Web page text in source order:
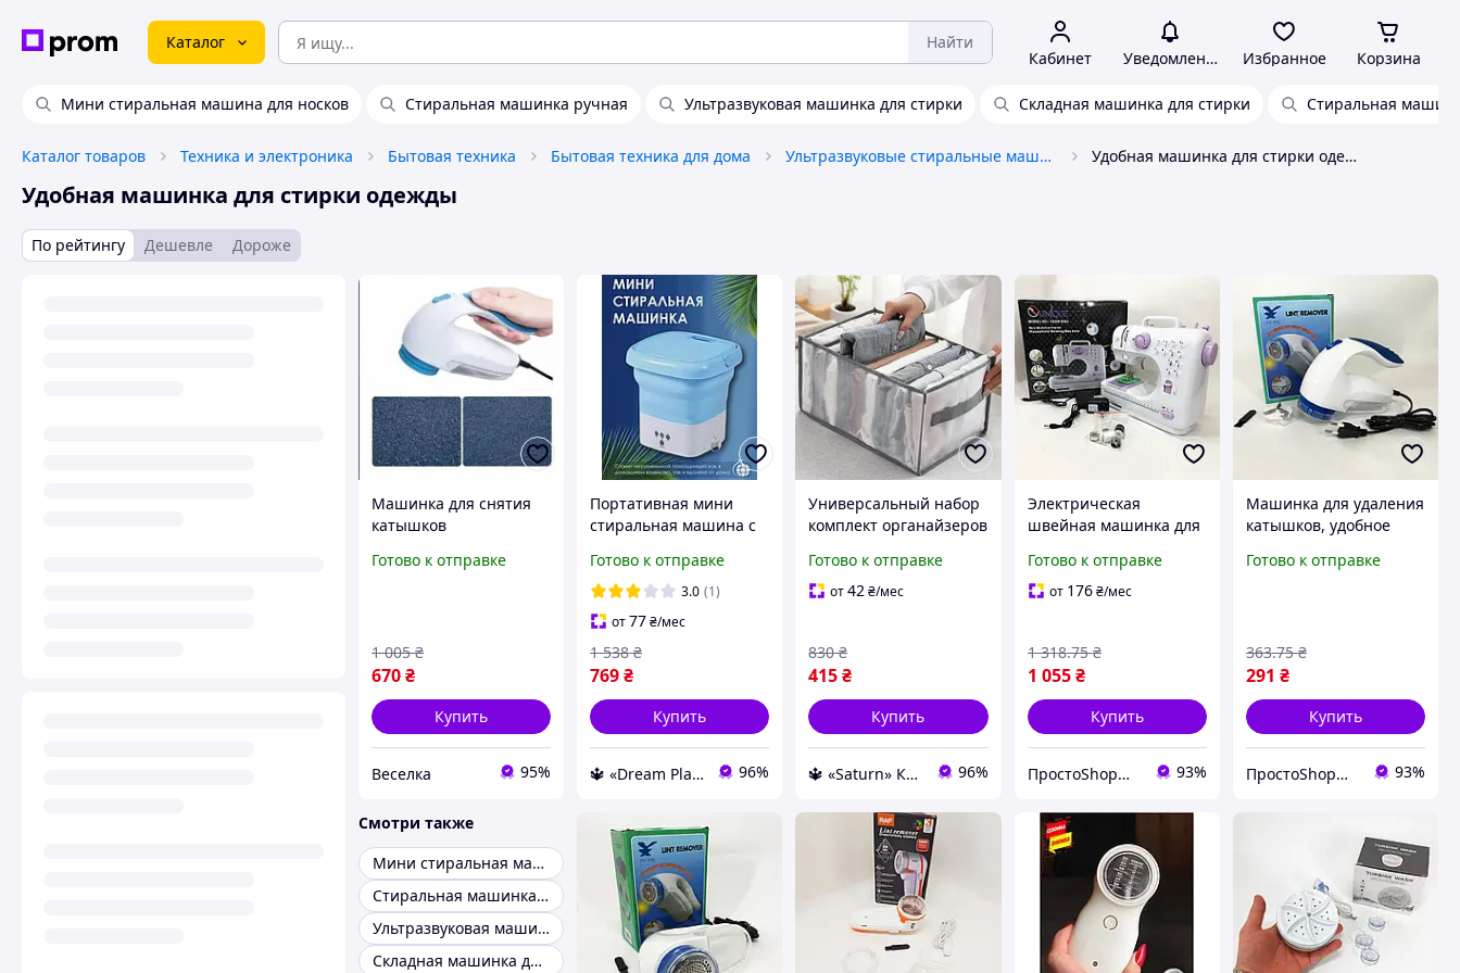
Каталог Найти
Кабинет Уведомления Избранное Корзина
Мини стиральная машина для носков Стиральная машинка ручная Ультразвуковая машинка для стирки Складная машинка для стирки Стиральная
Каталог товаров Техника и электроника Бытовая техника Бытовая техника для дома Ультразвуковые стиральные машины Удобная машинка для стирки одежды
Удобная машинка для стирки одежды
По рейтингу Дешевле Дороже
Машинка для снятия
катышков
шерстяной одежды и
Готово к отправке
670₴
1 005 ₴
Купить
Веселка 95%
Портативная мини
стиральная машина с
одежды детей
Ультразвуковая
машинка для стирки
Готово к отправке
3.0 (1)
от77₴/мес
769₴
1 538 ₴
Купить
🔱 «Dream Place» Компетентность! Качество товара! Быстрая отправка! ✅ 96%
Универсальный набор
комплект органайзеров
органайзер для стирки
в машинке Box For
Готово к отправке
от42₴/мес
415₴
830 ₴
Купить
🔱 «Saturn» Компетентность! Качество товара! Быстрая отправка! ✅ 96%
Электрическая
швейная машинка для
одежды,
многофункциональная
Готово к отправке
от 176 ₴/мес
1 055 ₴
1 318.75 ₴
Купить
ПростоShop🛒 - онлайн магазин простых товаров💡 93%
Машинка для удаления
катышков, удобное
за одеждой
Готово к отправке
291 ₴
363.75 ₴
Купить
ПростоShop🛒 - онлайн магазин простых товаров💡 93%
Смотри также
Мини стиральная машина для носков
Стиральная машинка ручная
Ультразвуковая машинка для стирки
Складная машинка для стирки